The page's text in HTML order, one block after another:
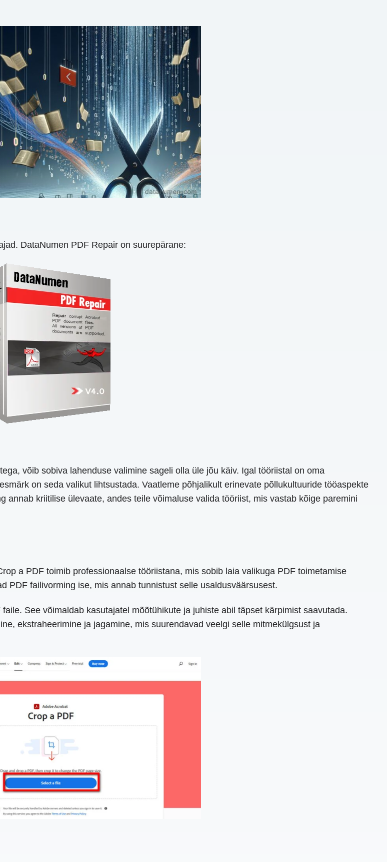
DataNumen PDF Repair on suurepärane:
võib sobiva lahenduse valimine sageli olla üle jõu käiv. Igal tööriistal on oma
on seda valikut lihtsustada. Vaatleme põhjalikult erinevate põllukultuuride tööaspekte
annab kriitilise ülevaate, andes teile võimaluse valida tööriist, mis vastab kõige paremini
a PDF toimib professionaalse tööriistana, mis sobib laia valikuga PDF toimetamise
PDF failivorming ise, mis annab tunnistust selle usaldusväärsusest.
See võimaldab kasutajatel mõõtühikute ja juhiste abil täpset kärpimist saavutada.
ekstraheerimine ja jagamine, mis suurendavad veelgi selle mitmekülgsust ja